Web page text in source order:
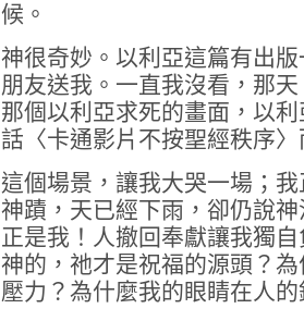
候。
神很奇妙。以利亞這篇有出
朋友送我。一直我沒看，那
那個以利亞求死的畫面，以
話〈卡通影片不按聖經秩序
這個場景，讓我大哭一場；
神蹟，天已經下雨，卻仍說
正是我！人撤回奉獻讓我獨
神的，祂才是祝福的源頭？
壓力？為什麼我的眼睛在人